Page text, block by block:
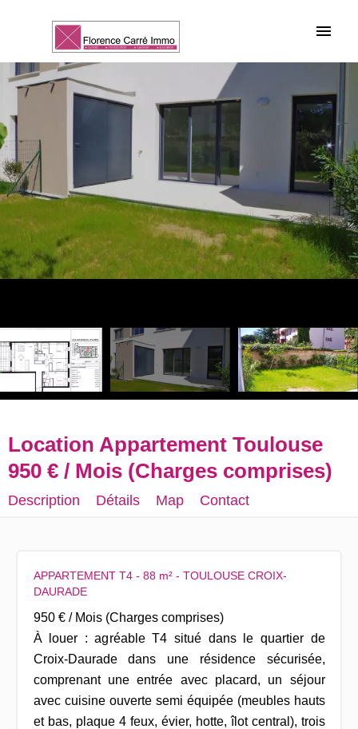
Location Appartement Toulouse
950 € / Mois (Charges comprises)
Description Détails Map Contact
APPARTEMENT T4 - 88 m² - TOULOUSE CROIX-
DAURADE
950 € / Mois (Charges comprises)
À louer : agréable T4 situé dans le quartier de
Croix-Daurade dans une résidence sécurisée,
comprenant une entrée avec placard, un séjour
avec cuisine ouverte semi équipée (meubles hauts
et bas, plaque 4 feux, évier, hotte, îlot central), trois